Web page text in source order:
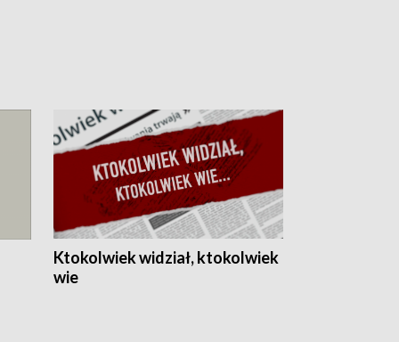
Ktokolwiek widział, ktokolwiek
wie